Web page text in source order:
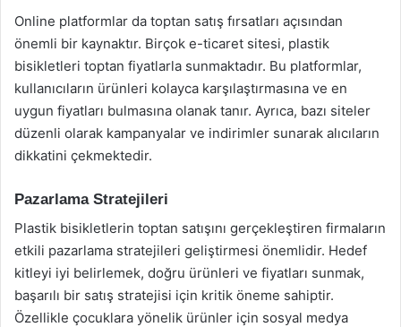
Online platformlar da toptan satış fırsatları açısından
önemli bir kaynaktır. Birçok e-ticaret sitesi, plastik
bisikletleri toptan fiyatlarla sunmaktadır. Bu platformlar,
kullanıcıların ürünleri kolayca karşılaştırmasına ve en
uygun fiyatları bulmasına olanak tanır. Ayrıca, bazı siteler
düzenli olarak kampanyalar ve indirimler sunarak alıcıların
dikkatini çekmektedir.
Pazarlama Stratejileri
Plastik bisikletlerin toptan satışını gerçekleştiren firmaların
etkili pazarlama stratejileri geliştirmesi önemlidir. Hedef
kitleyi iyi belirlemek, doğru ürünleri ve fiyatları sunmak,
başarılı bir satış stratejisi için kritik öneme sahiptir.
Özellikle çocuklara yönelik ürünler için sosyal medya